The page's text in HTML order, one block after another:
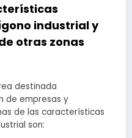
industrial y
otras zonas
destinada
de empresas y
de las características
son: